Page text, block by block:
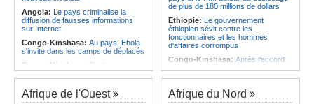
Angola: Le pays criminalise la
diffusion de fausses informations
sur Internet
Congo-Kinshasa: Au pays, Ebola
s'invite dans les camps de déplacés
Congo-Kinshasa: Ebola au pays -
Africa CDC mise sur les
communautés
Afrique Centrale:L'explosion de la
de plus de 180 millions de dollars
Ethiopie: Le gouvernement
éthiopien sévit contre les
fonctionnaires et les hommes
d'affaires corrompus
Congo-Kinshasa: Après l'accord
Sud-Soudan: Le pays à la croisée
des chemins, alerte l'ONU
Afrique de l'Ouest Afrique du Nord